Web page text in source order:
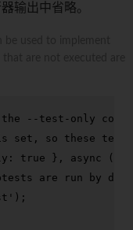
输出中省略。
--test-only
set, so these
: true }, async
(t)
are run by
);